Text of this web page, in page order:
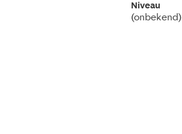
Niveau
(onbekend)